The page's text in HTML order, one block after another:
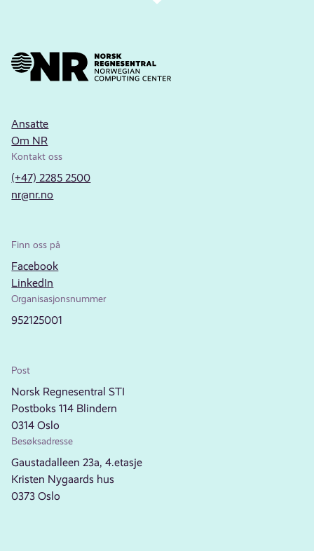
Ansatte
Om NR
Kontakt oss
(+47) 2285 2500
nr@nr.no
Finn oss på
Facebook
LinkedIn
Organisasjonsnummer
952125001
Post
Norsk Regnesentral STI
Postboks 114 Blindern
0314 Oslo
Besøksadresse
Gaustadalleen 23a, 4.etasje
Kristen Nygaards hus
0373 Oslo